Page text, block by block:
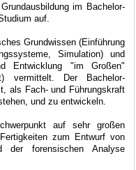
im Bachelor-
auf.
Grundwissen (Einführung
Simulation) und
Entwicklung "im Großen"
vermittelt. Der Bachelor-
als Fach- und Führungskraft
und zu entwickeln.
auf sehr großen
zum Entwurf von
der forensischen Analyse